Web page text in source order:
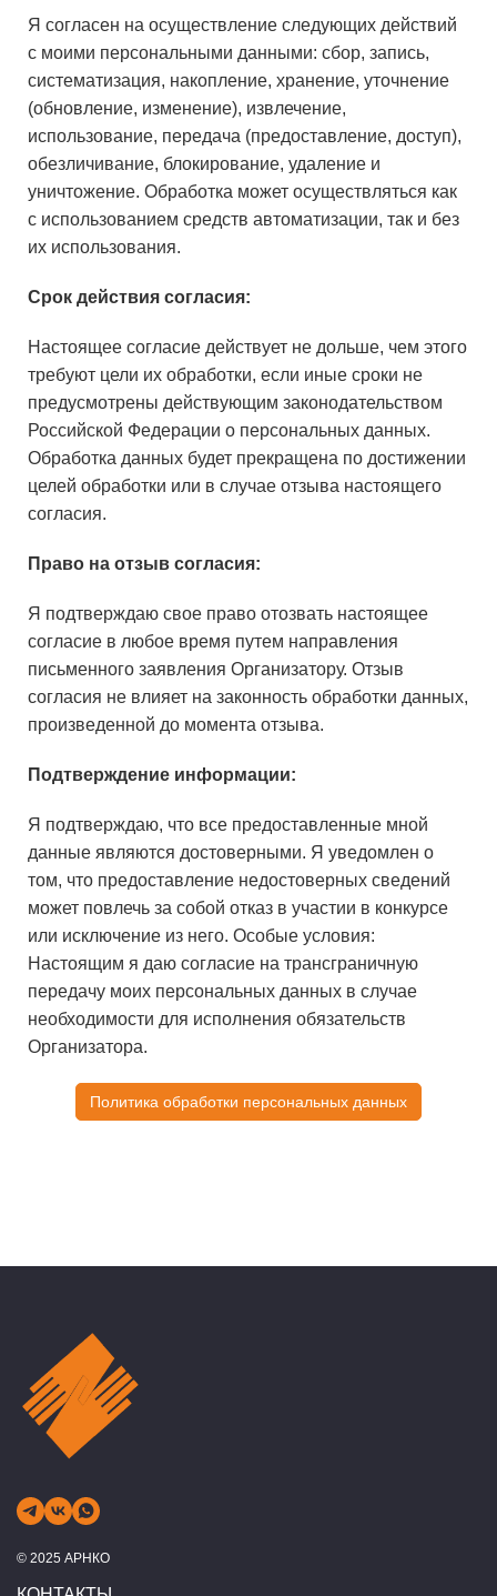
Я согласен на осуществление следующих действий
с моими персональными данными: сбор, запись,
систематизация, накопление, хранение, уточнение
(обновление, изменение), извлечение,
использование, передача (предоставление, доступ),
обезличивание, блокирование, удаление и
уничтожение. Обработка может осуществляться как
с использованием средств автоматизации, так и без
их использования.
Срок действия согласия:
Настоящее согласие действует не дольше, чем этого
требуют цели их обработки, если иные сроки не
предусмотрены действующим законодательством
Российской Федерации о персональных данных.
Обработка данных будет прекращена по достижении
целей обработки или в случае отзыва настоящего
согласия.
Право на отзыв согласия:
Я подтверждаю свое право отозвать настоящее
согласие в любое время путем направления
письменного заявления Организатору. Отзыв
согласия не влияет на законность обработки данных,
произведенной до момента отзыва.
Подтверждение информации:
Я подтверждаю, что все предоставленные мной
данные являются достоверными. Я уведомлен о
том, что предоставление недостоверных сведений
может повлечь за собой отказ в участии в конкурсе
или исключение из него. Особые условия:
Настоящим я даю согласие на трансграничную
передачу моих персональных данных в случае
необходимости для исполнения обязательств
Организатора.
Политика обработки персональных данных
© 2025 АРНКО